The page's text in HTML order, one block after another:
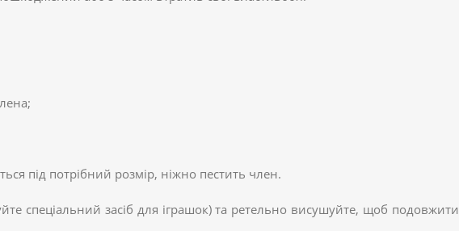
під потрібний розмір, ніжно пестить член.
спеціальний засіб для іграшок) та ретельно висушуйте, щоб подовжити